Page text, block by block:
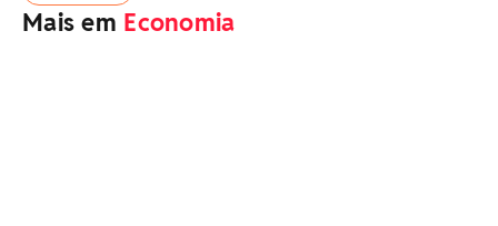
Mais em Economia